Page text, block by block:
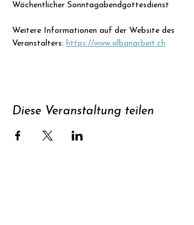
Wöchentlicher Sonntagabendgottesdienst
Weitere Informationen auf der Website des
Veranstalters: https://www.albanarbeit.ch
Diese Veranstaltung teilen